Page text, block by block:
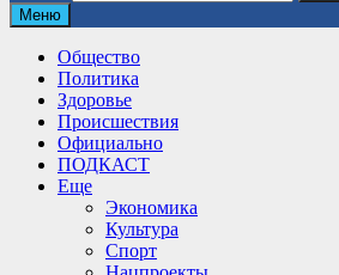
Меню
Общество
Политика
Здоровье
Происшествия
Официально
ПОДКАСТ
Еще
Экономика
Культура
Спорт